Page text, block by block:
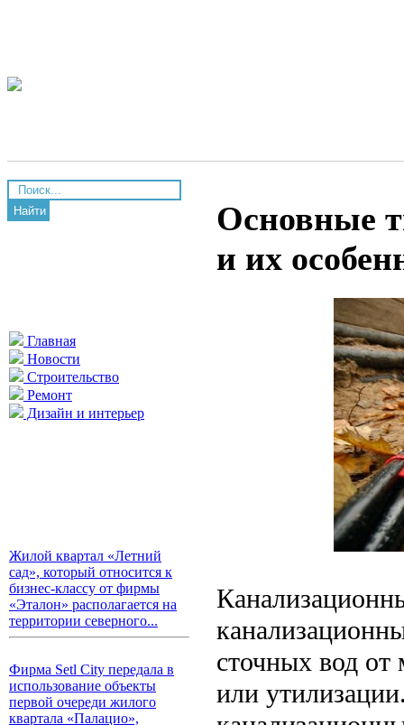
Найти
Главная
Новости
Строительство
Ремонт
Дизайн и интерьер
Жилой квартал «Летний
сад», который относится к
бизнес-классу от фирмы
«Эталон» располагается на
территории северного...
Фирма Setl City передала в
использование объекты
первой очереди жилого
квартала «Палацио»,
Основные
и их
сточных вод от
или